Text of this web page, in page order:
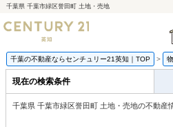
千葉県 千葉市緑区誉田町 土地・売地
千葉の不動産ならセンチュリー21英知｜TOP
現在の検索条件
千葉県 千葉市緑区誉田町 土地・売地の不動産